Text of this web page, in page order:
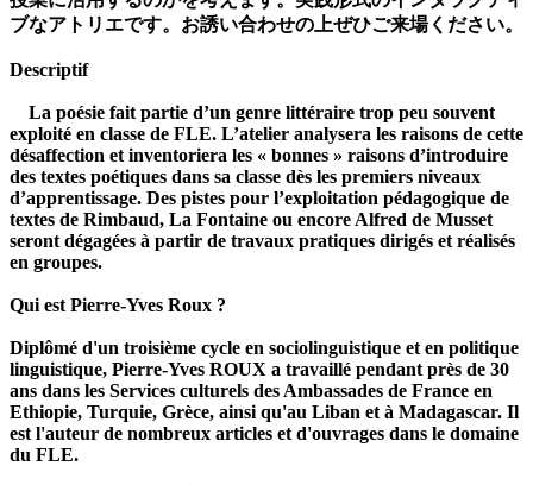
ブなアトリエです。お誘い合わせの上ぜひご来場ください。
Descriptif
La poésie fait partie d’un genre littéraire trop peu souvent
exploité en classe de FLE. L’atelier analysera les raisons de cette
désaffection et inventoriera les « bonnes » raisons d’introduire
des textes poétiques dans sa classe dès les premiers niveaux
d’apprentissage. Des pistes pour l’exploitation pédagogique de
textes de Rimbaud, La Fontaine ou encore Alfred de Musset
seront dégagées à partir de travaux pratiques dirigés et réalisés
en groupes.
Qui est Pierre-Yves Roux ?
Diplômé d'un troisième cycle en sociolinguistique et en politique
linguistique, Pierre-Yves ROUX a travaillé pendant près de 30
ans dans les Services culturels des Ambassades de France en
Ethiopie, Turquie, Grèce, ainsi qu'au Liban et à Madagascar. Il
est l'auteur de nombreux articles et d'ouvrages dans le domaine
du FLE.